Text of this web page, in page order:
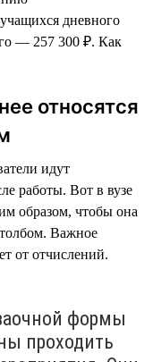
дневного
— 257 300 ₽. Как
относятся
идут
работы. Вот в вузе
образом, чтобы она
Важное
от отчислений.
формы
проходить